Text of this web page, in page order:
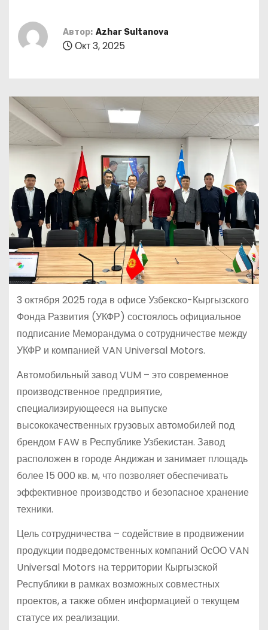
Автор: Azhar Sultanova
Окт 3, 2025
3 октября 2025 года в офисе Узбекско-Кыргызского
Фонда Развития (УКФР) состоялось официальное
подписание Меморандума о сотрудничестве между
УКФР и компанией VAN Universal Motors.
Автомобильный завод VUM – это современное
производственное предприятие,
специализирующееся на выпуске
высококачественных грузовых автомобилей под
брендом FAW в Республике Узбекистан. Завод
расположен в городе Андижан и занимает площадь
более 15 000 кв. м, что позволяет обеспечивать
эффективное производство и безопасное хранение
техники.
Цель сотрудничества – содействие в продвижении
продукции подведомственных компаний ОсОО VAN
Universal Motors на территории Кыргызской
Республики в рамках возможных совместных
проектов, а также обмен информацией о текущем
статусе их реализации.